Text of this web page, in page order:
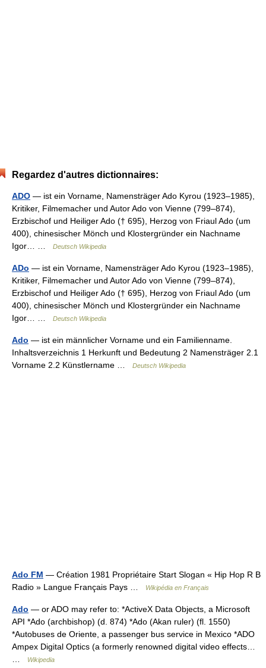
Regardez d'autres dictionnaires:
ADO — ist ein Vorname, Namensträger Ado Kyrou (1923–1985),
Kritiker, Filmemacher und Autor Ado von Vienne (799–874),
Erzbischof und Heiliger Ado († 695), Herzog von Friaul Ado (um
400), chinesischer Mönch und Klostergründer ein Nachname
Igor… …
Deutsch Wikipedia
ADo — ist ein Vorname, Namensträger Ado Kyrou (1923–1985),
Kritiker, Filmemacher und Autor Ado von Vienne (799–874),
Erzbischof und Heiliger Ado († 695), Herzog von Friaul Ado (um
400), chinesischer Mönch und Klostergründer ein Nachname
Igor… …
Deutsch Wikipedia
Ado — ist ein männlicher Vorname und ein Familienname.
Inhaltsverzeichnis 1 Herkunft und Bedeutung 2 Namensträger 2.1
Vorname 2.2 Künstlername …
Deutsch Wikipedia
Ado FM — Création 1981 Propriétaire Start Slogan « Hip Hop R B
Radio » Langue Français Pays …
Wikipédia en Français
Ado — or ADO may refer to: *ActiveX Data Objects, a Microsoft
API *Ado (archbishop) (d. 874) *Ado (Akan ruler) (fl. 1550)
*Autobuses de Oriente, a passenger bus service in Mexico *ADO
Ampex Digital Optics (a formerly renowned digital video effects…
Wikipedia